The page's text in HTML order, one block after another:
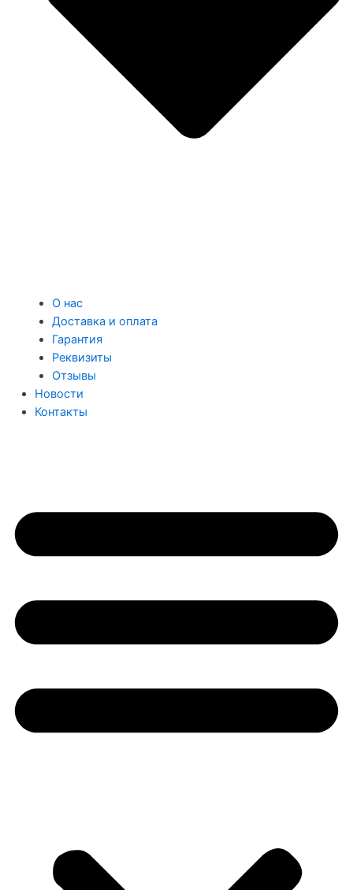
О нас
Доставка и оплата
Гарантия
Реквизиты
Отзывы
Новости
Контакты